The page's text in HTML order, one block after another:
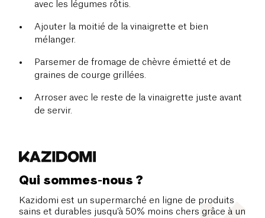
avec les légumes rôtis.
Ajouter la moitié de la vinaigrette et bien
mélanger.
Parsemer de fromage de chèvre émietté et de
graines de courge grillées.
Arroser avec le reste de la vinaigrette juste avant
de servir.
Qui sommes-nous ?
Kazidomi est un supermarché en ligne de produits
sains et durables jusqu’à 50% moins chers grâce à un